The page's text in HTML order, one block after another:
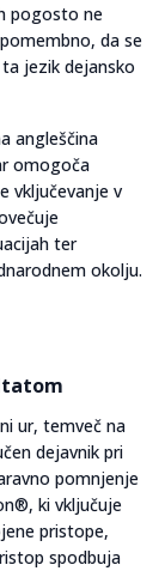
pogosto ne
da se
jezik dejansko
angleščina
omogoča
vključevanje v
ter
okolju.
ur, temveč na
dejavnik pri
pomnjenje
ki vključuje
pristope,
spodbuja